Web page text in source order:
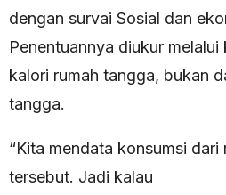
dengan survai Sosial dan
Penentuannya diukur
kalori rumah tangga, bukan
tangga.
“Kita mendata konsumsi dari
tersebut. Jadi kalau